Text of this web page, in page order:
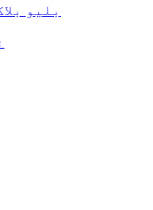
بلیو